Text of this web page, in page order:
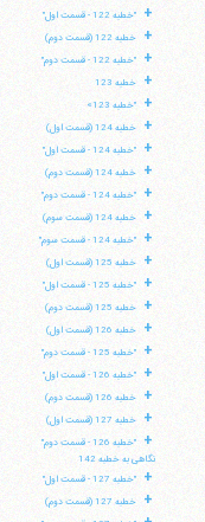
+ "خطبه 122 - قسمت اول"
+ خطبه 122 (قسمت دوم)
+ "خطبه 122 - قسمت دوم"
+ خطبه 123
+ "خطبه 123»
+ خطبه 124 (قسمت اول)
+ "خطبه 124 - قسمت اول"
+ خطبه 124 (قسمت دوم)
+ "خطبه 124 - قسمت دوم"
+ خطبه 124 (قسمت سوم)
+ "خطبه 124 - قسمت سوم"
+ خطبه 125 (قسمت اول)
+ "خطبه 125 - قسمت اول"
+ خطبه 125 (قسمت دوم)
+ خطبه 126 (قسمت اول)
+ "خطبه 125 - قسمت دوم"
+ "خطبه 126 - قسمت اول"
+ خطبه 126 (قسمت دوم)
+ خطبه 127 (قسمت اول)
+
"خطبه 126 - قسمت دوم"
نگاهی به خطبه 142
+ "خطبه 127 - قسمت اول"
+ خطبه 127 (قسمت دوم)